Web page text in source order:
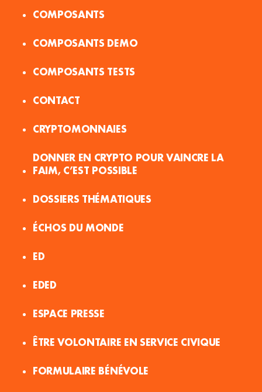
COMPOSANTS
COMPOSANTS DEMO
COMPOSANTS TESTS
CONTACT
CRYPTOMONNAIES
DONNER EN CRYPTO POUR VAINCRE LA
FAIM, C’EST POSSIBLE
DOSSIERS THÉMATIQUES
ÉCHOS DU MONDE
ED
EDED
ESPACE PRESSE
ÊTRE VOLONTAIRE EN SERVICE CIVIQUE
FORMULAIRE BÉNÉVOLE